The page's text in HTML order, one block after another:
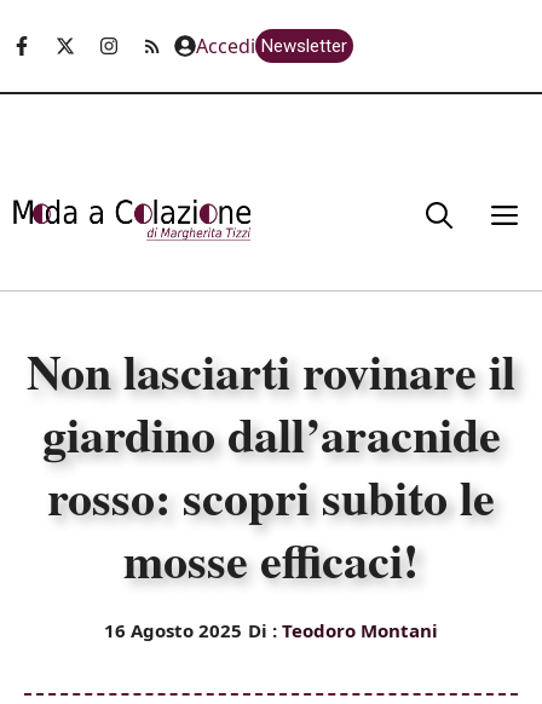
Accedi Newsletter
Non lasciarti rovinare il
giardino dall’aracnide
rosso: scopri subito le
mosse efficaci!
16 Agosto 2025 Di : Teodoro Montani